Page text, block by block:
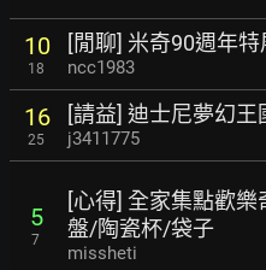
10
18
[閒聊] 米奇90週年
ncc1983
16
25
[請益] 迪士尼夢幻王
j3411775
5
7
[心得] 全家集點歡樂
盤/陶瓷杯/袋子
missheti